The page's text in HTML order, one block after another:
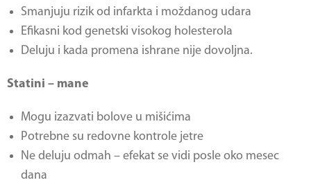
Smanjuju rizik od infarkta i moždanog udara
Efikasni kod genetski visokog holesterola
Deluju i kada promena ishrane nije dovoljna.
Statini – mane
Mogu izazvati bolove u mišićima
Potrebne su redovne kontrole jetre
Ne deluju odmah – efekat se vidi posle oko mesec
dana